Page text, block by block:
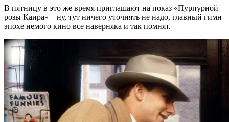
В пятницу в это же время приглашают на показ «Пурпурной
розы Каира» – ну, тут ничего уточнять не надо, главный гимн
эпохе немого кино все наверняка и так помнят.